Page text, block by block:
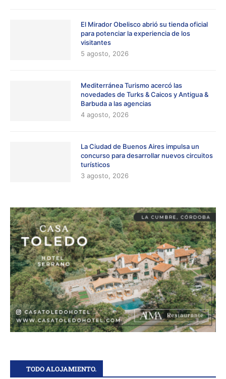
El Mirador Obelisco abrió su tienda oficial
para potenciar la experiencia de los
visitantes
5 agosto, 2026
Mediterránea Turismo acercó las
novedades de Turks & Caicos y Antigua &
Barbuda a las agencias
4 agosto, 2026
La Ciudad de Buenos Aires impulsa un
concurso para desarrollar nuevos circuitos
turísticos
3 agosto, 2026
TODO ALOJAMIENTO.